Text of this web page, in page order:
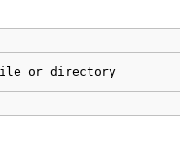
or directory